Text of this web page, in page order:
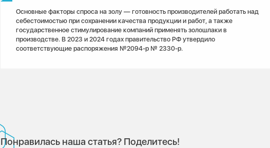
Основные факторы спроса на золу — готовность производителей работать над
себестоимостью при сохранении качества продукции и работ, а также
государственное стимулирование компаний применять золошлаки в
производстве. В 2023 и 2024 годах правительство РФ утвердило
соответствующие распоряжения №2094-р № 2330-р.
Понравилась наша статья? Поделитесь!